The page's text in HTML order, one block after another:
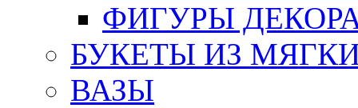
ФИГУРЫ
БУКЕТЫ ИЗ
ВАЗЫ